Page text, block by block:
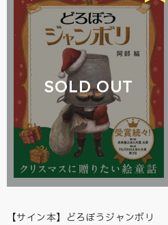
SOLD OUT
【サイン本】どろぼうジャンボリ